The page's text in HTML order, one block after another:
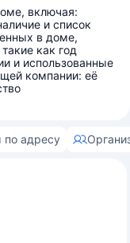
включая:
и список
в доме,
как год
и использованные
компании: её
по адресу